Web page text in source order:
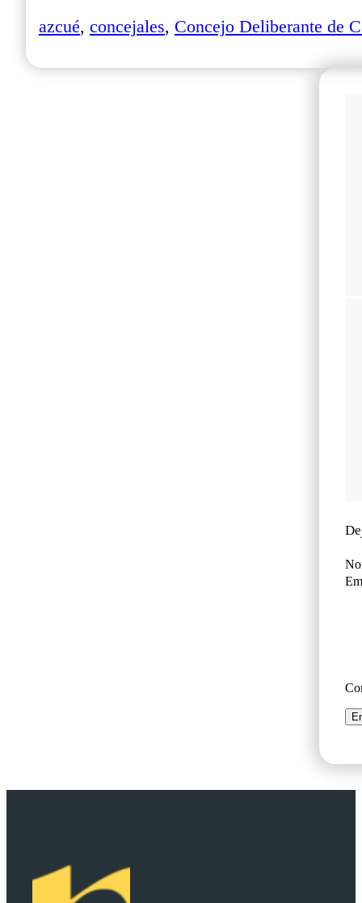
azcué, concejales, Concejo Deliberante de